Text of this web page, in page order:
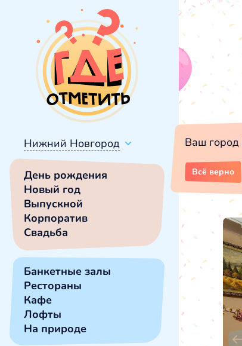
Нижний Новгород
День рождения
Новый год
Выпускной
Корпоратив
Свадьба
Банкетные залы
Рестораны
Кафе
Лофты
На природе
Ваш город
Всё верно